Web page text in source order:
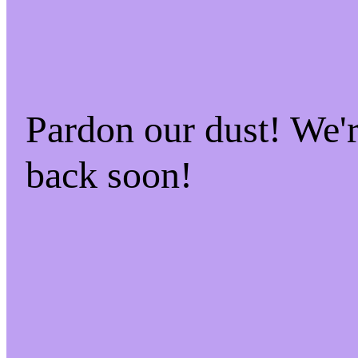
Pardon our dust!
back soon!